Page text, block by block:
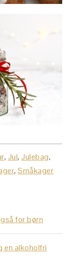
, Jul,Julebag,
,Småkager
for børn
en alkoholfri